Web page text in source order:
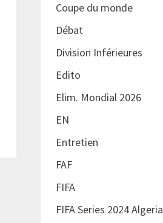
Coupe du monde
Débat
Division Inférieures
Edito
Elim. Mondial 2026
EN
Entretien
FAF
FIFA
FIFA Series 2024 Algeria